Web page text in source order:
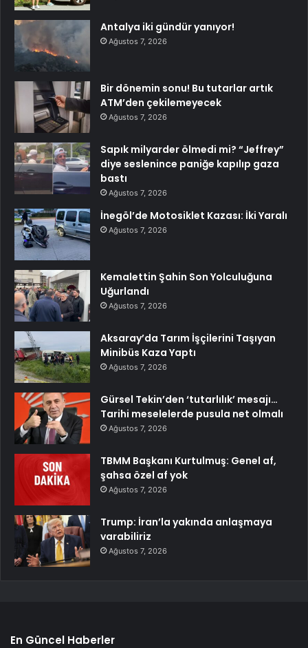
Antalya iki gündür yanıyor!
Ağustos 7, 2026
Bir dönemin sonu! Bu tutarlar artık
ATM’den çekilemeyecek
Ağustos 7, 2026
Sapık milyarder ölmedi mi? “Jeffrey”
diye seslenince paniğe kapılıp gaza
bastı
Ağustos 7, 2026
İnegöl’de Motosiklet Kazası: İki Yaralı
Ağustos 7, 2026
Kemalettin Şahin Son Yolculuğuna
Uğurlandı
Ağustos 7, 2026
Aksaray’da Tarım İşçilerini Taşıyan
Minibüs Kaza Yaptı
Ağustos 7, 2026
Gürsel Tekin’den ‘tutarlılık’ mesajı…
Tarihi meselelerde pusula net olmalı
Ağustos 7, 2026
TBMM Başkanı Kurtulmuş: Genel af,
şahsa özel af yok
Ağustos 7, 2026
Trump: İran’la yakında anlaşmaya
varabiliriz
Ağustos 7, 2026
En Güncel Haberler